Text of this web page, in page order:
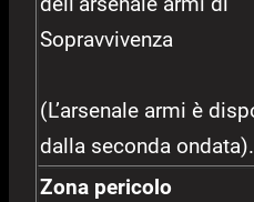
Sopravvivenza
(L’arsenale armi è
dalla seconda ondata).
Zona pericolo